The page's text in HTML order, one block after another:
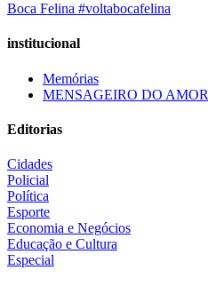
Boca Felina #voltabocafelina
institucional
Memórias
MENSAGEIRO DO AMOR
Editorias
Cidades
Policial
Política
Esporte
Economia e Negócios
Educação e Cultura
Especial